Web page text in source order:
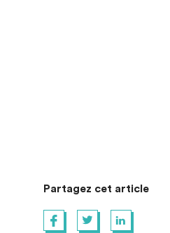
Partagez cet article